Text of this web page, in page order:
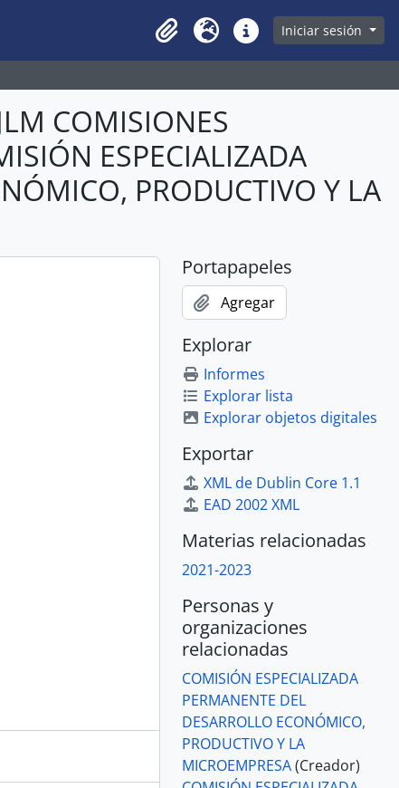
Clipboard
Idioma Enlaces rápidos
Iniciar sesión
COMISIONES
ESPECIALIZADA
PRODUCTIVO Y LA
Portapapeles
Agregar
Explorar
Informes
Explorar lista
Explorar objetos digitales
Exportar
XML de Dublin Core 1.1
EAD 2002 XML
Materias relacionadas
2021-2023
Personas y
organizaciones
relacionadas
COMISIÓN ESPECIALIZADA
PERMANENTE DEL
DESARROLLO ECONÓMICO,
PRODUCTIVO Y LA
MICROEMPRESA(Creador)